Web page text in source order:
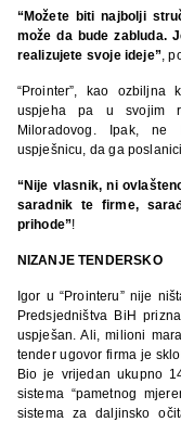
“Možete biti najbolji
može da bude zabluda.
realizujete svoje ideje” ,
“Prointer”, kao ozbiljna
uspjeha pa u svojim
Miloradovog. Ipak, ne
uspješnicu, da ga
“Nije vlasnik, ni
saradnik te firme,
prihode”!
NIZANJE TENDERSKO
Igor u “Prointeru” nije
Predsjedništva BiH
uspješan. Ali, milioni
tender ugovor firma je
Bio je vrijedan ukupno
sistema “pametnog
sistema za daljinsko